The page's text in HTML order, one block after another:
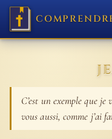
C’est un exemple que
vous aussi, comme j’ai